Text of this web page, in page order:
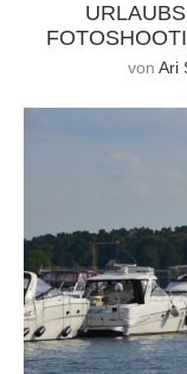
von Ari